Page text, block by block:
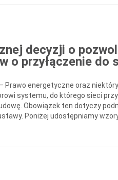
decyzji o
o przyłączenie do
Prawo energetyczne oraz
systemu, do którego sieci
Obowiązek ten dotyczy
Poniżej udostępniamy